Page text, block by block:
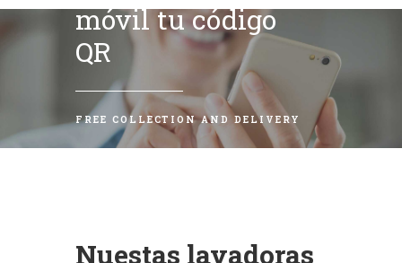
móvil tu código
QR
FREE COLLECTION AND DELIVERY
Nuestas lavadoras